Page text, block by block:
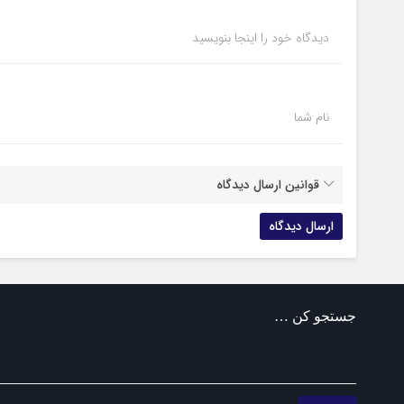
دیدگاه خود را اینجا بنویسید
نام شما
قوانین ارسال دیدگاه
جستجو کن …